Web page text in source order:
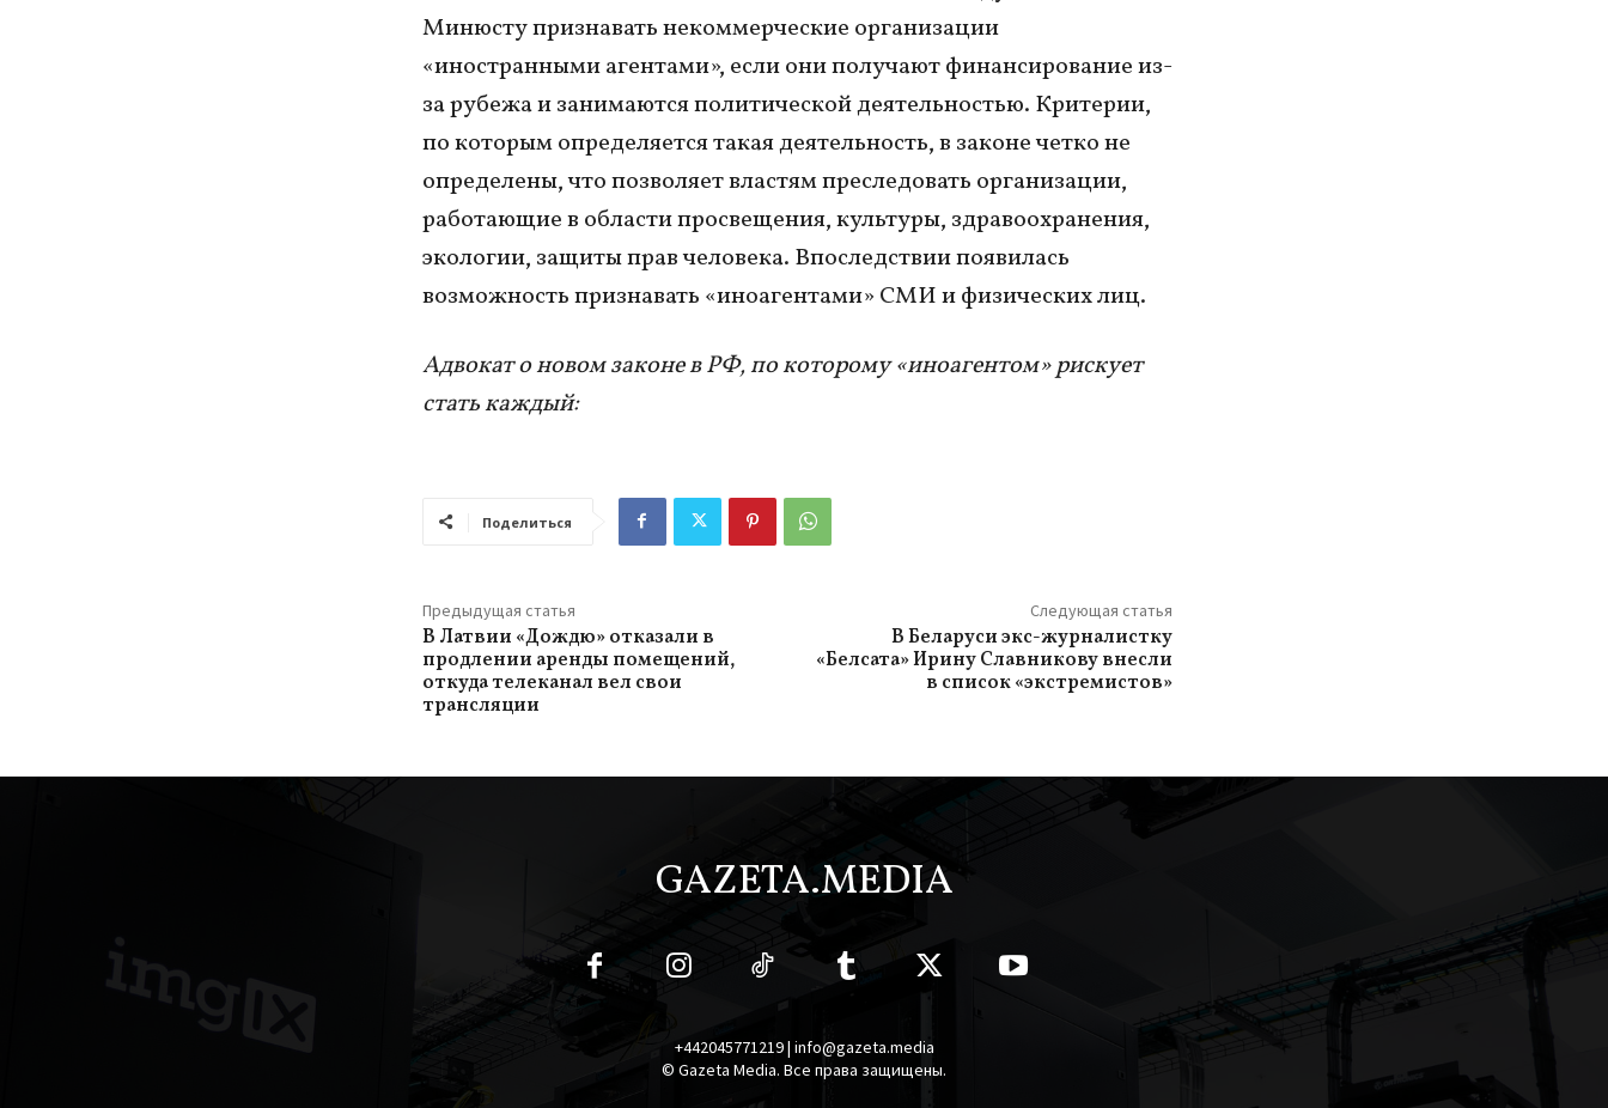
Минюсту признавать некоммерческие организации
«иностранными агентами», если они получают финансирование из-
за рубежа и занимаются политической деятельностью. Критерии,
по которым определяется такая деятельность, в законе четко не
определены, что позволяет властям преследовать организации,
работающие в области просвещения, культуры, здравоохранения,
экологии, защиты прав человека. Впоследствии появилась
возможность признавать «иноагентами» СМИ и физических лиц.
Адвокат о новом законе в РФ, по которому «иноагентом» рискует
стать каждый:
Поделиться
Предыдущая статья
В Латвии «Дождю» отказали в
продлении аренды помещений,
откуда телеканал вел свои
трансляции
Следующая статья
В Беларуси экс-журналистку
«Белсата» Ирину Славникову внесли
в список «экстремистов»
GAZETA.MEDIA
+442045771219 | info@gazeta.media
© Gazeta Media. Все права защищены.